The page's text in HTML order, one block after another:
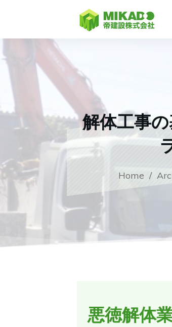
解体工事
Home /
悪徳解体